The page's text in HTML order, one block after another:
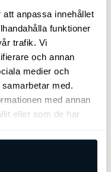
anpassa innehållet
funktioner
trafik. Vi
och annan
medier och
med.
med annan
eller som de har